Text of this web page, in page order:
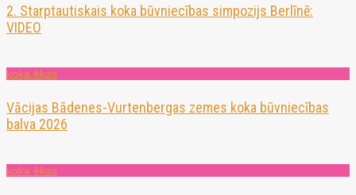
2. Starptautiskais koka būvniecības simpozijs Berlīnē:
VIDEO
koka ēkas
Vācijas Bādenes-Vurtenbergas zemes koka būvniecības
balva 2026
koka ēkas